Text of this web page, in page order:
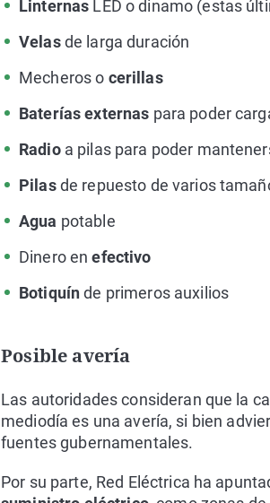
Linternas LED o dinamo (estas
Velasde larga duración
Mecheros o cerillas
Baterías externas para poder
Radio a pilas para poder
Pilasde repuesto de varios
Agua potable
Dinero enefectivo
Botiquínde primeros auxilios
Posible avería
Las autoridades consideran que la
mediodía es una avería, si bien
fuentes gubernamentales.
Por su parte, Red Eléctrica ha